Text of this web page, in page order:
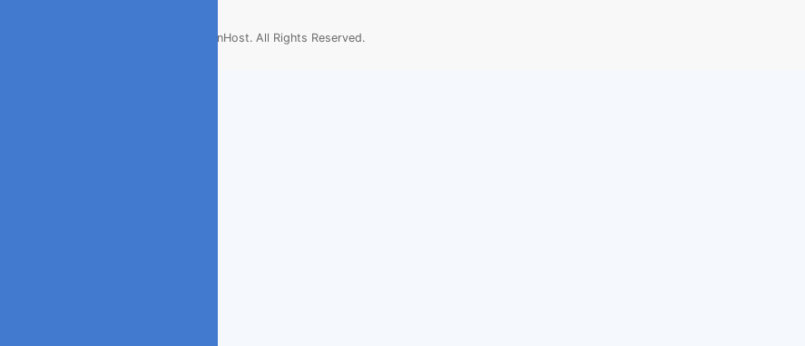
Copyright © 2026 ArenHost. All Rights Reserved.